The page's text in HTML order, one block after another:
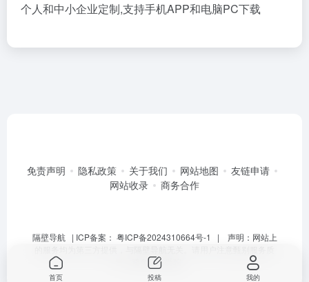
个人和中小企业定制,支持手机APP和电脑PC下载
免责声明 隐私政策 关于我们 网站地图
友链申请
网站收录
商务合作
隔壁导航| ICP备案： 粤ICP备2024310664号-1 | 声明：网站上
量，避免上当受骗。
首页 投稿 我的